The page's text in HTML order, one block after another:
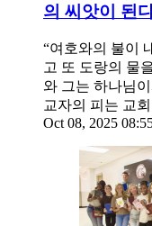
의 씨앗이 된
“여호와의 불이
고 또 도랑의 물
와 그는 하나님
교자의 피는 교
Oct 08, 2025